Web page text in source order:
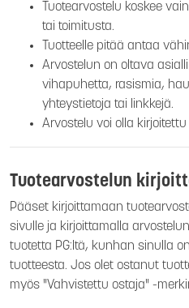
Tuotearvostelu koskee
tai toimitusta.
Tuotteelle pitää antaa
Arvostelun on oltava
vihapuhetta, rasismia,
yhteystietoja tai linkkejä.
Arvostelu voi olla
Tuotearvostelun
Pääset kirjoittamaan
sivulle ja kirjoittamalla
tuotetta PG:ltä, kunhan sinulla
tuotteesta. Jos olet ostanut
myös "Vahvistettu ostaja" -